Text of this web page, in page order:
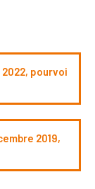
pourvoi
2019,